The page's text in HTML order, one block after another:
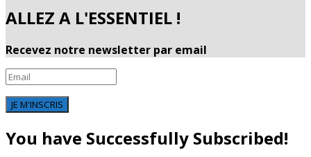
ALLEZ A L'ESSENTIEL !
Recevez notre newsletter par email
JE M'INSCRIS
You have Successfully Subscribed!